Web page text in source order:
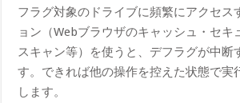
フラグ対象のドライブに頻繁にアクセス
ョン（Webブラウザのキャッシュ・セキ
スキャン等）を使うと、デフラグが中断
す。できれば他の操作を控えた状態で実
します。